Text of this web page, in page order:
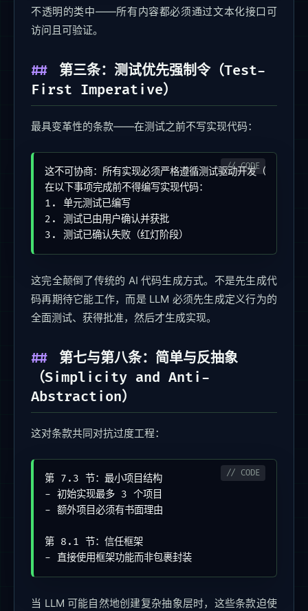
不透明的类中——所有内容都必须通过文本化接口可
访问且可验证。
第三条：测试优先强制令（Test-
First Imperative）
最具变革性的条款——在测试之前不写实现代码：
这不可协商：所有实现必须严格遵循测试驱动开发（TDD）。
在以下事项完成前不得编写实现代码：
1. 单元测试已编写
2. 测试已由用户确认并获批
3. 测试已确认失败（红灯阶段）
这完全颠倒了传统的 AI 代码生成方式。不是先生成代
码再期待它能工作，而是 LLM 必须先生成定义行为的
全面测试、获得批准，然后才生成实现。
第七与第八条：简单与反抽象
（Simplicity and Anti-
Abstraction）
这对条款共同对抗过度工程：
第 7.3 节：最小项目结构
- 初始实现最多 3 个项目
- 额外项目必须有书面理由
第 8.1 节：信任框架
- 直接使用框架功能而非包裹封装
当 LLM 可能自然地创建复杂抽象层时，这些条款迫使